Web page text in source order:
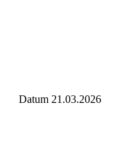
Datum 21.03.2026